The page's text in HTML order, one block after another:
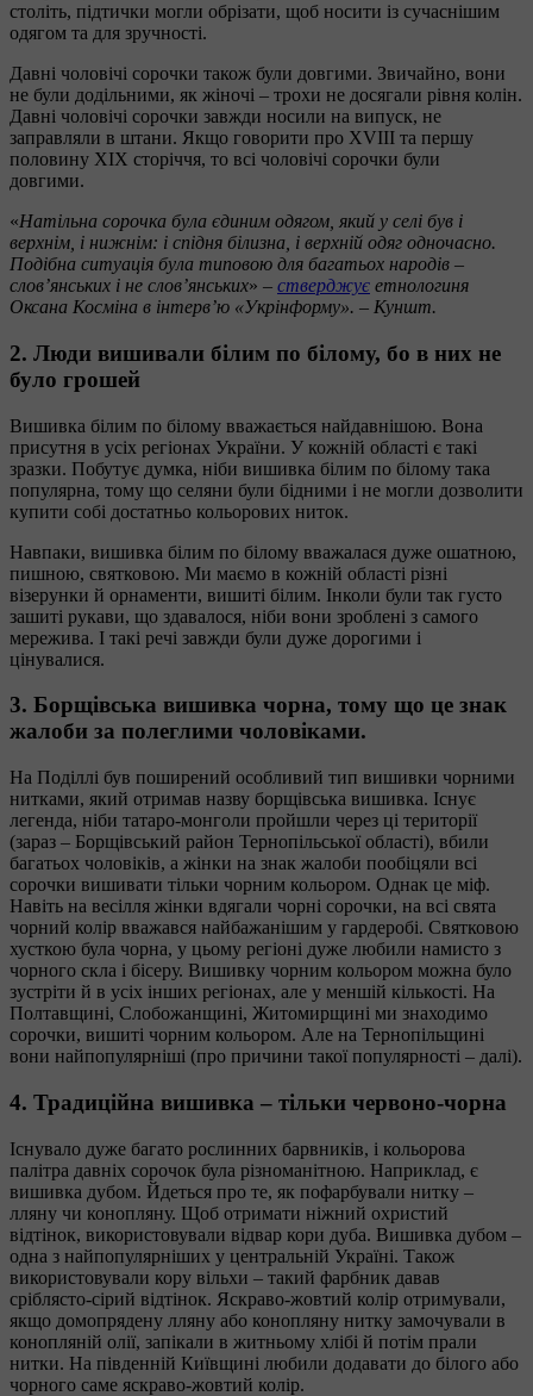
століть, підтички могли обрізати, щоб носити із сучаснішим
одягом та для зручності.
Давні чоловічі сорочки також були довгими. Звичайно, вони
не були додільними, як жіночі – трохи не досягали рівня колін.
Давні чоловічі сорочки завжди носили на випуск, не
заправляли в штани. Якщо говорити про XVIII та першу
половину ХІХ сторіччя, то всі чоловічі сорочки були
довгими.
«Натільна сорочка була єдиним одягом, який у селі був і
верхнім, і нижнім: і спідня білизна, і верхній одяг одночасно.
Подібна ситуація була типовою для багатьох народів –
слов’янських і не слов’янських» – стверджує етнологиня
Оксана Косміна в інтерв’ю «Укрінформу». – Куншт.
2. Люди вишивали білим по білому, бо в них не
було грошей
Вишивка білим по білому вважається найдавнішою. Вона
присутня в усіх регіонах України. У кожній області є такі
зразки. Побутує думка, ніби вишивка білим по білому така
популярна, тому що селяни були бідними і не могли дозволити
купити собі достатньо кольорових ниток.
Навпаки, вишивка білим по білому вважалася дуже ошатною,
пишною, святковою. Ми маємо в кожній області різні
візерунки й орнаменти, вишиті білим. Інколи були так густо
зашиті рукави, що здавалося, ніби вони зроблені з самого
мережива. І такі речі завжди були дуже дорогими і
цінувалися.
3. Борщівська вишивка чорна, тому що це знак
жалоби за полеглими чоловіками.
На Поділлі був поширений особливий тип вишивки чорними
нитками, який отримав назву борщівська вишивка. Існує
легенда, ніби татаро-монголи пройшли через ці території
(зараз – Борщівський район Тернопільської області), вбили
багатьох чоловіків, а жінки на знак жалоби пообіцяли всі
сорочки вишивати тільки чорним кольором. Однак це міф.
Навіть на весілля жінки вдягали чорні сорочки, на всі свята
чорний колір вважався найбажанішим у гардеробі. Святковою
хусткою була чорна, у цьому регіоні дуже любили намисто з
чорного скла і бісеру. Вишивку чорним кольором можна було
зустріти й в усіх інших регіонах, але у меншій кількості. На
Полтавщині, Слобожанщині, Житомирщині ми знаходимо
сорочки, вишиті чорним кольором. Але на Тернопільщині
вони найпопулярніші (про причини такої популярності – далі).
4. Традиційна вишивка – тільки червоно-чорна
Існувало дуже багато рослинних барвників, і кольорова
палітра давніх сорочок була різноманітною. Наприклад, є
вишивка дубом. Йдеться про те, як пофарбували нитку –
лляну чи конопляну. Щоб отримати ніжний охристий
відтінок, використовували відвар кори дуба. Вишивка дубом –
одна з найпопулярніших у центральній Україні. Також
використовували кору вільхи – такий фарбник давав
сріблясто-сірий відтінок. Яскраво-жовтий колір отримували,
якщо домопрядену лляну або конопляну нитку замочували в
конопляній олії, запікали в житньому хлібі й потім прали
нитки. На південній Київщині любили додавати до білого або
чорного саме яскраво-жовтий колір.